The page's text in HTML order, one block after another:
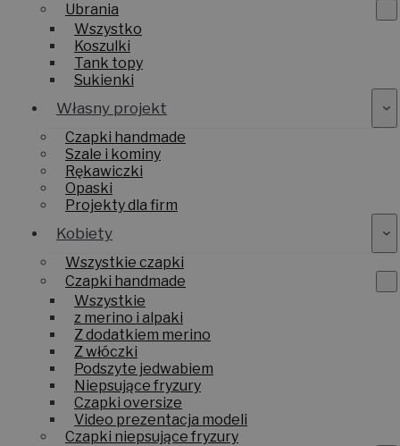
Ubrania
Wszystko
Koszulki
Tank topy
Sukienki
Własny projekt
Czapki handmade
Szale i kominy
Rękawiczki
Opaski
Projekty dla firm
Kobiety
Wszystkie czapki
Czapki handmade
Wszystkie
z merino i alpaki
Z dodatkiem merino
Z włóczki
Podszyte jedwabiem
Niepsujące fryzury
Czapki oversize
Video prezentacja modeli
Czapki niepsujące fryzury